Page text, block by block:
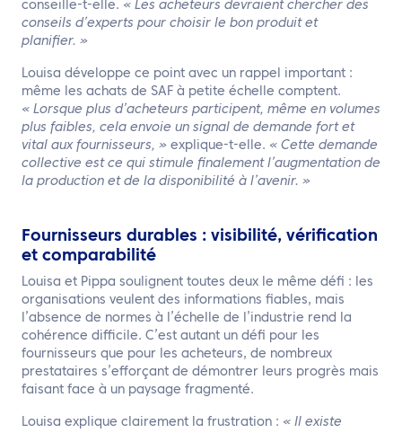
conseille-t-elle. « Les acheteurs devraient chercher des
conseils d’experts pour choisir le bon produit et
planifier. »
Louisa développe ce point avec un rappel important :
même les achats de SAF à petite échelle comptent.
« Lorsque plus d’acheteurs participent, même en volumes
plus faibles, cela envoie un signal de demande fort et
vital aux fournisseurs, » explique-t-elle. « Cette demande
collective est ce qui stimule finalement l’augmentation de
la production et de la disponibilité à l’avenir. »
Fournisseurs durables : visibilité, vérification
et comparabilité
Louisa et Pippa soulignent toutes deux le même défi : les
organisations veulent des informations fiables, mais
l’absence de normes à l’échelle de l’industrie rend la
cohérence difficile. C’est autant un défi pour les
fournisseurs que pour les acheteurs, de nombreux
prestataires s’efforçant de démontrer leurs progrès mais
faisant face à un paysage fragmenté.
Louisa explique clairement la frustration : « Il existe